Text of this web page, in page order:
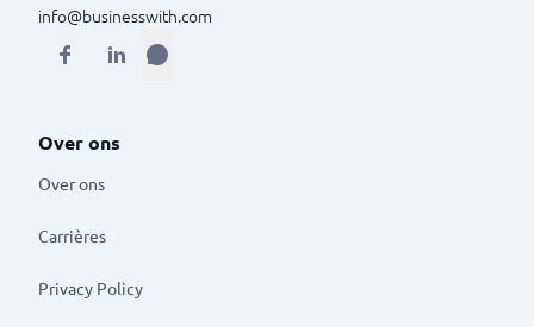
info@businesswith.com
Over ons
Over ons
Carrières
Privacy Policy